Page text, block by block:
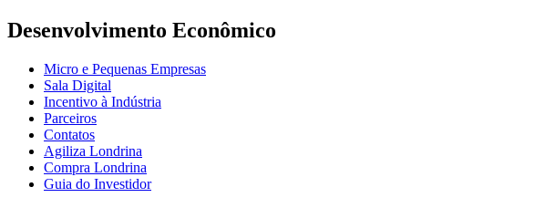
Desenvolvimento Econômico
Micro e Pequenas Empresas
Sala Digital
Incentivo à Indústria
Parceiros
Contatos
Agiliza Londrina
Compra Londrina
Guia do Investidor